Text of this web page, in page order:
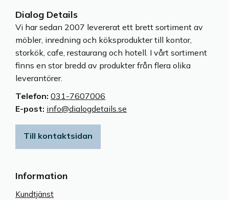
Information
Kundtjänst
Dialog Details
Vi har sedan 2007 levererat ett brett sortiment av
möbler, inredning och köksprodukter till kontor,
storkök, cafe, restaurang och hotell. I vårt sortiment
finns en stor bredd av produkter från flera olika
leverantörer.
Telefon: 031-7607006
E-post: info@dialogdetails.se
Till kontaktsidan